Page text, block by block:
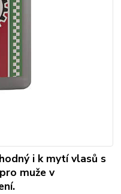
i k mytí vlasů s
muže v